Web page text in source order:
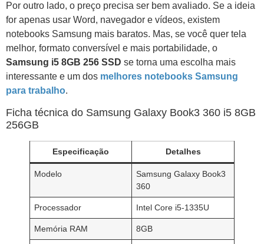
Por outro lado, o preço precisa ser bem avaliado. Se a ideia
for apenas usar Word, navegador e vídeos, existem
notebooks Samsung mais baratos. Mas, se você quer tela
melhor, formato conversível e mais portabilidade, o
Samsung i5 8GB 256 SSD se torna uma escolha mais
interessante e um dos melhores notebooks Samsung
para trabalho.
Ficha técnica do Samsung Galaxy Book3 360 i5 8GB
256GB
Especificação Detalhes
Modelo
Samsung Galaxy Book3
360
Processador Intel Core i5-1335U
Memória RAM 8GB